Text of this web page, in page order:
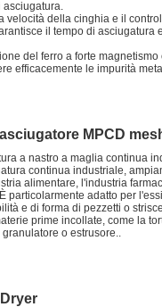
asciugatura.
della cinghia e il
il tempo di asciugatura
del ferro a forte
efficacemente le impurità
MPCD
a nastro a maglia continua
continua industriale,
alimentare, l'industria
particolarmente adatto per
e di forma di pezzetti o
prime incollate, come la
o estrusore..